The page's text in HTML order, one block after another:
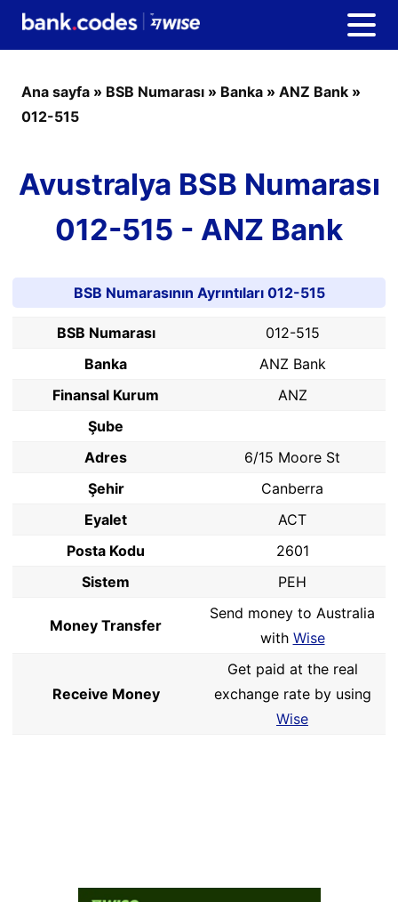
Ana sayfa » BSB Numarası » Banka » ANZ Bank »
012-515
Avustralya BSB Numarası
012-515 - ANZ Bank
BSB Numarasının Ayrıntıları 012-515
BSB Numarası
012-515
Banka
ANZ Bank
Finansal Kurum
ANZ
Şube
Adres
6/15 Moore St
Şehir
Canberra
Eyalet
ACT
Posta Kodu
2601
Sistem
PEH
Money Transfer
Send money to Australia
with Wise
Receive Money
Get paid at the real
exchange rate by using
Wise